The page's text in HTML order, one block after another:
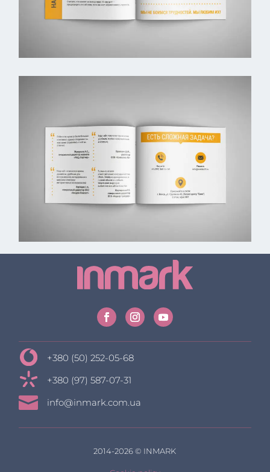
+380 (50) 252-05-68
+380 (97) 587-07-31
 info@inmark.com.ua
2014-2026 © INMARK